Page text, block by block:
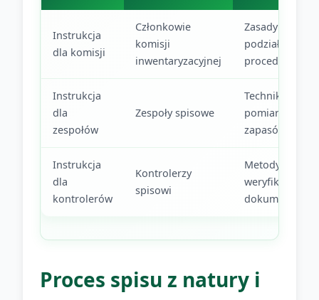
Instrukcja
dla komisji
Członkowie
komisji
inwentaryzacyjnej
Zasady
podział pól,
procedury
Instrukcja
dla
zespołów
Zespoły spisowe
Techniki
pomiaru,
zapasów
Instrukcja
dla
kontrolerów
Kontrolerzy
spisowi
Metody
weryfikacji,
Proces spisu z natury i